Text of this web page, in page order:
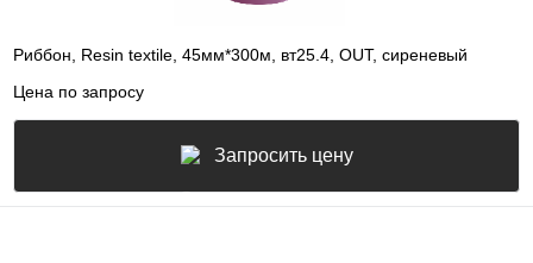
Риббон, Resin textile, 45мм*300м, вт25.4, OUT, сиреневый
Цена по запросу
Запросить цену